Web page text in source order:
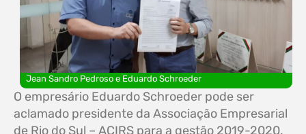
Jean Sandro Pedroso e Eduardo Schroeder
O empresário Eduardo Schroeder pode ser
aclamado presidente da Associação Empresarial
de Rio do Sul – ACIRS para a gestão 2019-2020.